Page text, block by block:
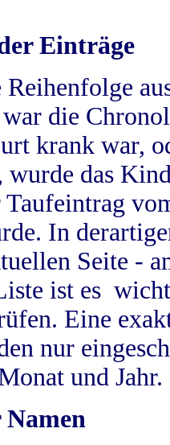
Einträge
die
krank war,
wurde das
Taufeintrag
In
Seite -
ist es
Eine
nur
und Jahr.
Namen